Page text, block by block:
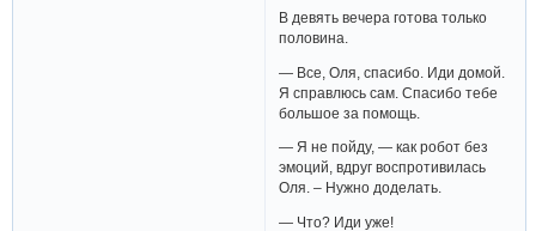
В девять вечера готова только
половина.
— Все, Оля, спасибо. Иди домой.
Я справлюсь сам. Спасибо тебе
большое за помощь.
— Я не пойду, — как робот без
эмоций, вдруг воспротивилась
Оля. – Нужно доделать.
— Что? Иди уже!